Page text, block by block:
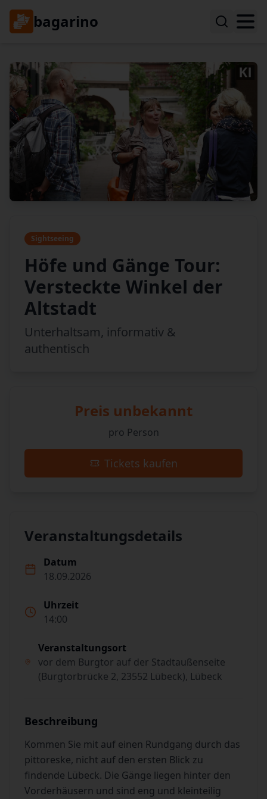
bagarino
Sightseeing
Höfe und Gänge Tour:
Versteckte Winkel der
Altstadt
Unterhaltsam, informativ &
authentisch
Preis unbekannt
pro Person
Tickets kaufen
Veranstaltungsdetails
Datum
18.09.2026
Uhrzeit
14:00
Veranstaltungsort
vor dem Burgtor auf der Stadtaußenseite
(Burgtorbrücke 2, 23552 Lübeck), Lübeck
Beschreibung
Kommen Sie mit auf einen Rundgang durch das
pittoreske, nicht auf den ersten Blick zu
findende Lübeck. Die Gänge liegen hinter den
Vorderhäusern und sind eng und kleinteilig